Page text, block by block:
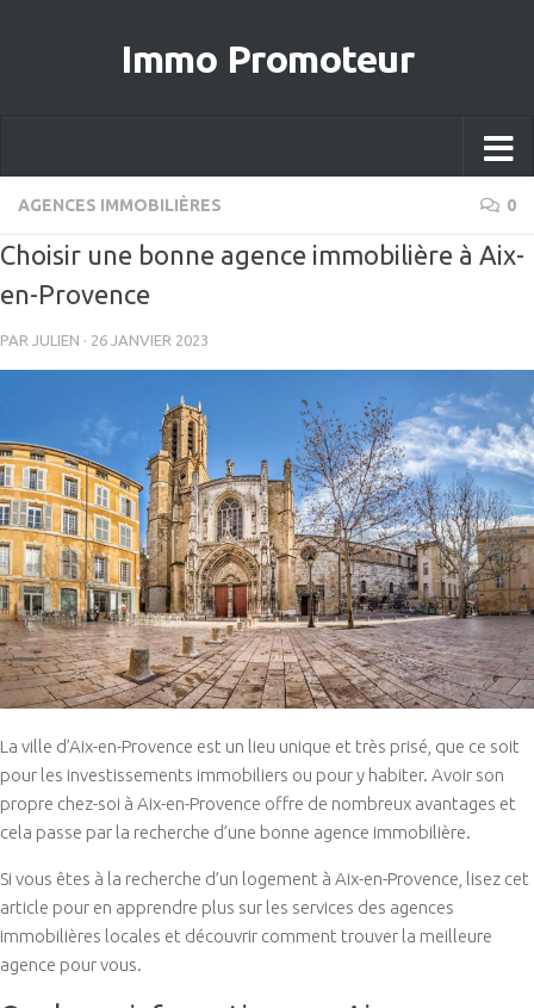
Immo Promoteur
AGENCES IMMOBILIÈRES 0
Choisir une bonne agence immobilière à Aix-
en-Provence
PAR JULIEN · 26 JANVIER 2023
La ville d’Aix-en-Provence est un lieu unique et très prisé, que ce soit
pour les investissements immobiliers ou pour y habiter. Avoir son
propre chez-soi à Aix-en-Provence offre de nombreux avantages et
cela passe par la recherche d’une bonne agence immobilière.
Si vous êtes à la recherche d’un logement à Aix-en-Provence, lisez cet
article pour en apprendre plus sur les services des agences
immobilières locales et découvrir comment trouver la meilleure
agence pour vous.